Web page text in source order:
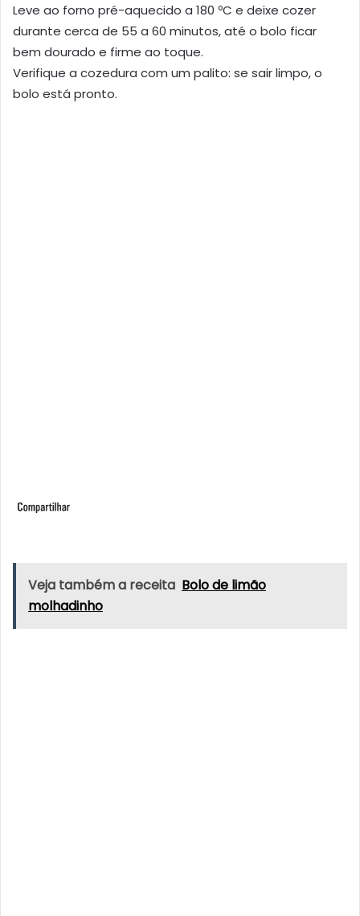
Leve ao forno pré-aquecido a 180 ºC e deixe cozer
durante cerca de 55 a 60 minutos, até o bolo ficar
bem dourado e firme ao toque.
Verifique a cozedura com um palito: se sair limpo, o
bolo está pronto.
Veja também a receita Bolo de limão
molhadinho